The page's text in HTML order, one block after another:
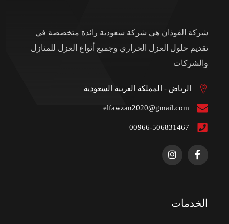
شركة الفوذان هي شركة سعودية رائدة متخصصة في
تقديم حلول العزل الحراري وجميع أنواع العزل للمنازل
والشركات
الرياض - المملكة العربية السعودية
elfawzan2020@gmail.com
00966-506831467
الخدمات